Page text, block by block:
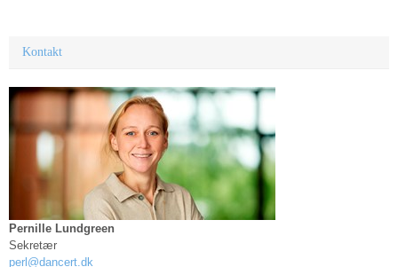
Kontakt
Pernille Lundgreen
Sekretær
perl@dancert.dk